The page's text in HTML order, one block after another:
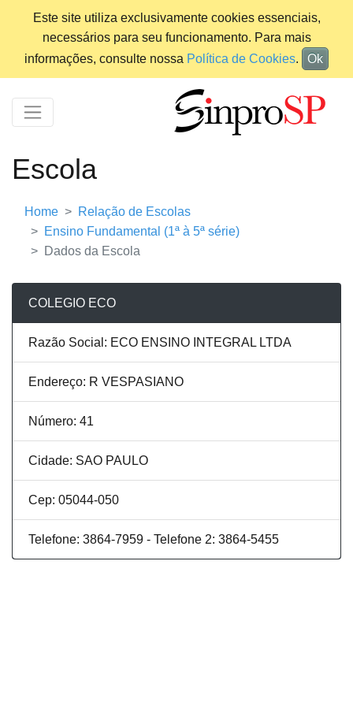
Este site utiliza exclusivamente cookies essenciais,
necessários para seu funcionamento. Para mais
informações, consulte nossa Política de Cookies. Ok
Escola
Home
Relação de Escolas
Ensino Fundamental (1ª à 5ª série)
Dados da Escola
COLEGIO ECO
Razão Social: ECO ENSINO INTEGRAL LTDA
Endereço: R VESPASIANO
Número: 41
Cidade: SAO PAULO
Cep: 05044-050
Telefone: 3864-7959 - Telefone 2: 3864-5455